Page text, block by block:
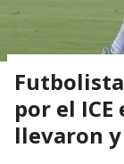
por el ICE
llevaron